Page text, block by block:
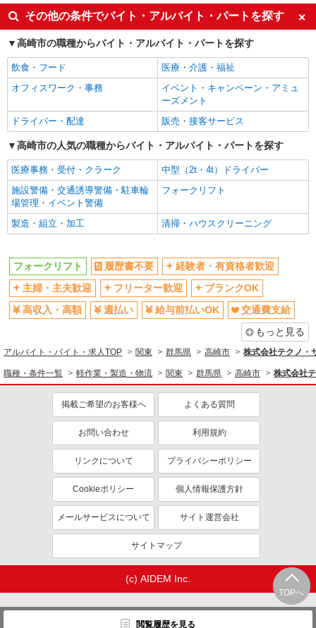
その他の条件でバイト・アルバイト・パートを探す
高崎市の職種からバイト・アルバイト・パートを探す
飲食・フード
医療・介護・福祉
オフィスワーク・事務
イベント・キャンペーン・アミュ
ーズメント
ドライバー・配達
販売・接客サービス
高崎市の人気の職種からバイト・アルバイト・パートを探す
医療事務・受付・クラーク
中型（2t・4t）ドライバー
施設警備・交通誘導警備・駐車輪
場管理・イベント警備
フォークリフト
製造・組立・加工 清掃・ハウスクリーニング
TOPへ
閲覧履歴を見る
フォークリフト 履歴書不要
経験者・有資格者歓迎
主婦・主夫歓迎
フリーター歓迎
ブランクOK
高収入・高額
週払い 給与前払いOK
交通費支給
もっと見る
アルバイト・バイト・求人TOP 関東 群馬県 高崎市 株式会社テクノ・
職種・条件一覧 軽作業・製造・物流 関東 群馬県 高崎市 株式会社
掲載ご希望のお客様へ よくある質問
お問い合わせ 利用規約
リンクについて プライバシーポリシー
Cookieポリシー 個人情報保護方針
メールサービスについて サイト運営会社
サイトマップ
(c) AIDEM Inc.